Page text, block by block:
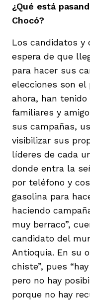
¿Qué está
Chocó?
Los candidatos y
espera de que
para hacer sus
elecciones son el
ahora, han
familiares y
sus campañas,
visibilizar sus
líderes de cada
donde entra la
por teléfono y
gasolina para
haciendo
muy berraco”,
candidato del
Antioquia. En su
chiste”, pues
pero no hay
porque no hay